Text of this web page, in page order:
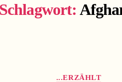
Schlagwort:
Kategorien
...ERZÄHLT